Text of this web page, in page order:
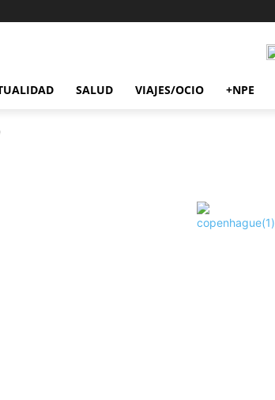
SALUD VIAJES/OCIO +NPE